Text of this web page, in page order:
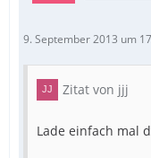
9. September 2013 um
Zitat von jjj
Lade einfach mal